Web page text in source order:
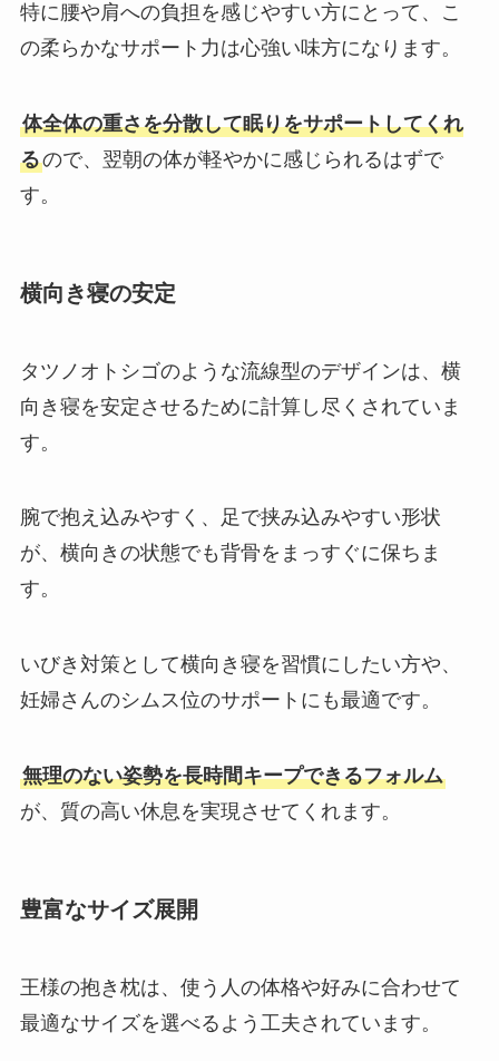
特に腰や肩への負担を感じやすい方にとって、こ
の柔らかなサポート力は心強い味方になります。
体全体の重さを分散して眠りをサポートしてくれ
るので、翌朝の体が軽やかに感じられるはずで
す。
横向き寝の安定
タツノオトシゴのような流線型のデザインは、横
向き寝を安定させるために計算し尽くされていま
す。
腕で抱え込みやすく、足で挟み込みやすい形状
が、横向きの状態でも背骨をまっすぐに保ちま
す。
いびき対策として横向き寝を習慣にしたい方や、
妊婦さんのシムス位のサポートにも最適です。
無理のない姿勢を長時間キープできるフォルム
が、質の高い休息を実現させてくれます。
豊富なサイズ展開
王様の抱き枕は、使う人の体格や好みに合わせて
最適なサイズを選べるよう工夫されています。